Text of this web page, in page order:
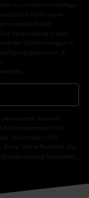
zu erhalten und willige
mbH meine
individuell und
Verarbeitung meiner
den Bestimmungen in
jederzeit z. B.
anderen Aktionen
Rabatt automatisch im
Rammstein, (Till)
Feine Sahne Fischfilet, Die
beinhalten,